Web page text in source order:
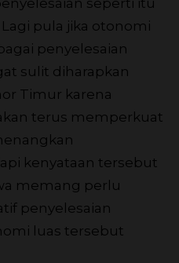
seperti itu
pula jika otonomi
penyelesaian
sulit diharapkan
Timur karena
terus memperkuat
kenyataan tersebut
memang perlu
penyelesaian
luas tersebut